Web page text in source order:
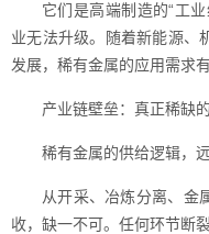
它们是高端制造的“工
业无法升级。随着新能源、
发展，稀有金属的应用需求
产业链壁垒：真正稀缺
稀有金属的供给逻辑，
从开采、冶炼分离、金
收，缺一不可。任何环节断